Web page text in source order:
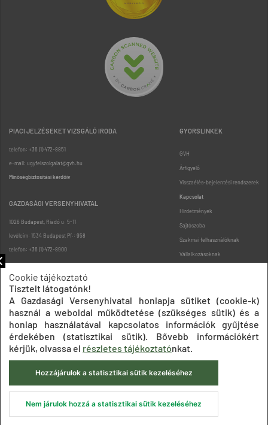
PIACI JELZÉSEKET VIZSGÁLÓ IRODA
telefon: +36 (1) 472-8851
e-mail: ugyfelszolgalat@gvh.hu
Minőségbiztosítási kérdőív
GAZDASÁGI VERSENYHIVATAL
1026 Budapest, Riadó u. 5-11.
levélcím: 1534 Budapest Pf.: 958
telefon: +36 (1) 472-8900
GYORSLINKEK
GVH
Árfigyelő
Visszaélés-bejelentési rendszerek
Kapcsolat
Hirdetmények
Sajtószoba
Szakmai felhasználóknak
Vállalkozásoknak
Oldaltérkép
Impresszum Adatkezelési tájékoztatók
Akadálymentesítési nyilatkozat
Közadatkereső
Süti beállítások ÁSZF
© 2020 Gazdasági Versenyhivatal
Cookie tájékoztató
Tisztelt látogatónk!
A Gazdasági Versenyhivatal honlapja sütiket (cookie-k)
használ a weboldal működtetése (szükséges sütik) és a
honlap használatával kapcsolatos információk gyűjtése
érdekében (statisztikai sütik). Bővebb információkért
kérjük, olvassa el részletes tájékoztatónkat.
Hozzájárulok a statisztikai sütik kezeléséhez
Nem járulok hozzá a statisztikai sütik kezeléséhez